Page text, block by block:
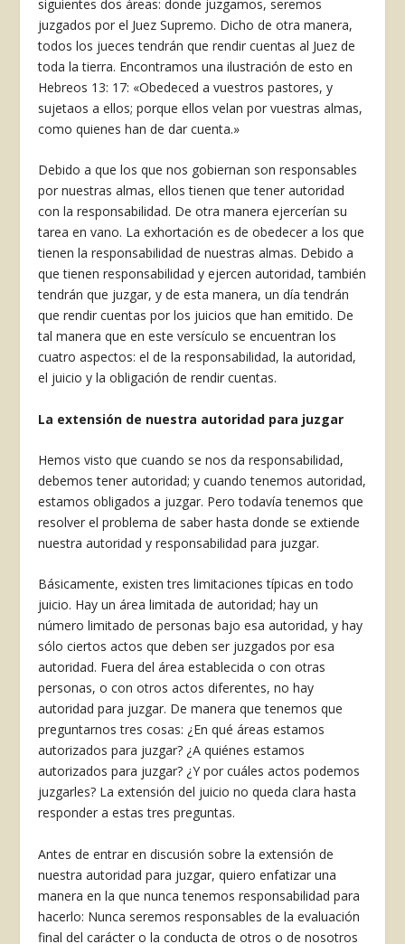
siguientes dos áreas: donde juzgamos, seremos
juzgados por el Juez Supremo. Dicho de otra manera,
todos los jueces tendrán que rendir cuentas al Juez de
toda la tierra. Encontramos una ilustración de esto en
Hebreos 13: 17: «Obe­deced a vuestros pastores, y
sujetaos a ellos; porque ellos velan por vuestras almas,
como quienes han de dar cuenta.»
Debido a que los que nos gobier­nan son responsables
por nuestras almas, ellos tie­nen que tener autoridad
con la responsabilidad. De otra manera ejercerían su
tarea en vano. La exhortación es de obedecer a los que
tienen la responsabilidad de nuestras almas. Debido a
que tienen responsabilidad y ejercen autoridad, tam­bién
tendrán que juzgar, y de esta manera, un día tendrán
que rendir cuentas por los juicios que han emitido. De
tal manera que en este versículo se encuentran los
cuatro aspectos: el de la responsa­bilidad, la autoridad,
el juicio y la obligación de rendir cuentas.
La extensión de nuestra autoridad para juzgar
Hemos visto que cuando se nos da responsabi­lidad,
debemos tener autoridad; y cuando tene­mos autoridad,
estamos obligados a juzgar. Pero todavía tenemos que
resolver el problema de sa­ber hasta donde se extiende
nuestra autoridad y responsabilidad para juzgar.
Básicamente, existen tres limitaciones típicas en todo
juicio. Hay un área limitada de autori­dad; hay un
número limitado de personas bajo esa autoridad, y hay
sólo ciertos actos que deben ser juzgados por esa
autoridad. Fuera del área establecida o con otras
personas, o con otros actos diferentes, no hay
autoridad para juzgar. De ma­nera que tenemos que
preguntarnos tres cosas: ¿En qué áreas estamos
autorizados para juzgar? ¿A quiénes estamos
autorizados para juzgar? ¿Y por cuáles actos podemos
juzgarles? La extensión del juicio no queda clara hasta
responder a estas tres preguntas.
Antes de entrar en discusión sobre la extensión de
nuestra autoridad para juzgar, quiero enfatizar una
manera en la que nunca tenemos responsabili­dad para
hacerlo: Nunca seremos responsables de la evaluación
final del carácter o la conducta de otros o de nosotros